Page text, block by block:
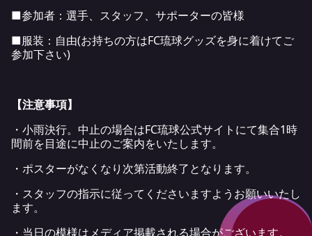
■参加者：選手、スタッフ、サポーターの皆様
■服装：自由(お持ちの方はFC琉球グッズを身に着けてご
参加下さい)
【注意事項】
・小雨決行。中止の場合はFC琉球公式サイトにて集合1時
間前を目途に中止のご案内をいたします。
・ポスターがなくなり次第活動終了となります。
・スタッフの指示に従ってくださいますようお願いいたし
ます。
・当日の模様はメディア掲載される場合がございます。